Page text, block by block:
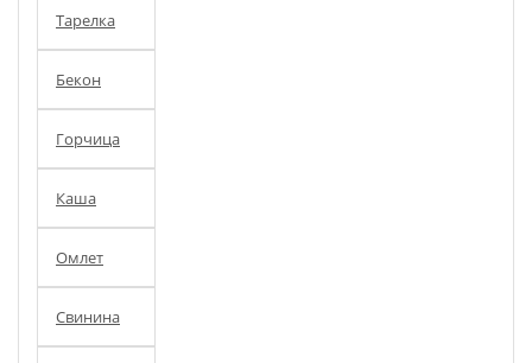
Тарелка
Бекон
Горчица
Каша
Омлет
Свинина